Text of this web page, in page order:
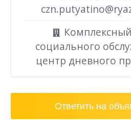
социального
центр дневного
Ответить на